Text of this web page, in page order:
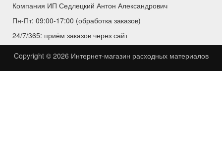
Компания ИП Седлецкий Антон Александрович
Пн-Пт: 09:00-17:00 (обработка заказов)
24/7/365: приём заказов через сайт
Copyright © 2026 Интернет-магазин расходных материалов